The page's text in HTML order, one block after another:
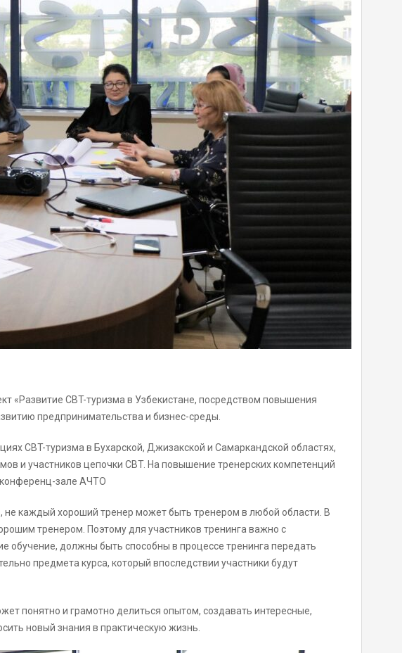
«Развитие CBT-туризма в Узбекистане, посредством повышения
предпринимательства и бизнес-среды.
CBT-туризма в Бухарской, Джизакской и Самаркандской областях,
и участников цепочки CBT. На повышение тренерских компетенций
конференц-зале АЧТО
каждый хороший тренер может быть тренером в любой области. В
тренером. Поэтому для участников тренинга важно с
обучение, должны быть способны в процессе тренинга передать
предмета курса, который впоследствии участники будут
понятно и грамотно делиться опытом, создавать интересные,
новый знания в практическую жизнь.